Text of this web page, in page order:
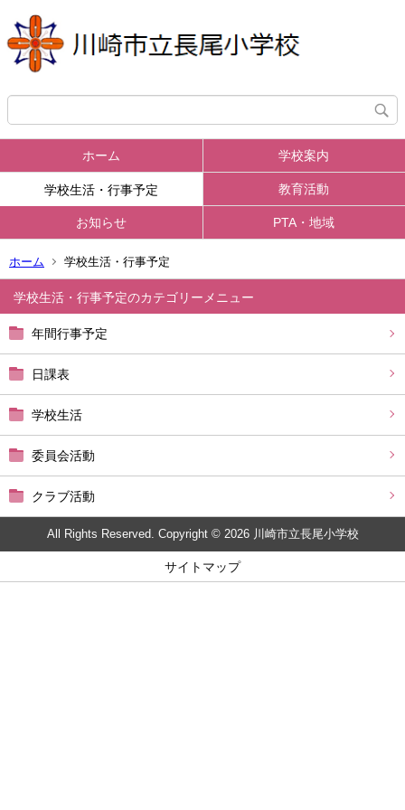
ホーム 学校案内
学校生活・行事予定 教育活動
お知らせ PTA・地域
ホーム 学校生活・行事予定
学校生活・行事予定
年間行事予定
日課表
学校生活
委員会活動
クラブ活動
All Rights Reserved. Copyright © 2026 川崎市立長尾小学校
サイトマップ